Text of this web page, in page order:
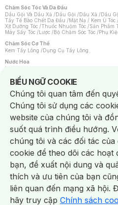
Chăm Sóc Tóc Và Da Đầu
Dầu Gội Và Dầu Xả /Dầu Gội /Dầu Xả /Dầu
Tẩy Tế Bào Chết Da Đầu /Mặt Nạ / Kem Ủ Tóc /
Xịt Dưỡng Tóc /Thuốc Nhuộm Tóc /Sản Phẩm
Máy Sấy Tóc /Lược /Bộ Chăm Sóc Tóc /Phụ
Chăm Sóc Cơ Thể
Kem Tẩy Lông /Dụng Cụ Tẩy Lông
Nước Hoa
Nước Hoa Nữ
Chăm Sóc Cá Nhân
Chống Muỗi /Khẩu Trang /Máy Massage/Mặt
Sản Phẩm Chăm Sóc Khác /Bàn Chải Đánh
Hỗ Trợ Trắng Răng/Kem Đánh Răng /Máy
Tăm / Chỉ Nha Khoa/ Xịt Thơm Miệng / Dung
Khăn Ướt Vệ Sinh Vùng Kín/Băng Vệ Sinh/
Máy Cạo Râu
Vấn Đề Về Da
Da Dầu / Lỗ Chân Lông To/ Da Khô / Mất Nước
Da Nhạy Cảm / Kích Ứng
Da Xỉn Màu
Quầng Thâm & Bọng Mắt /Sẹo /Viêm Da Cơ
Dụng Cụ / Phụ Kiện Chăm Sóc Da
Bông Tẩy Trang
Khăn Lau Mặt Khô Dụng
Dụng Cụ Chăm Sóc Khác
BIỂU NGỮ COOKIE
Notice about cookies usage
Chúng tôi quan tâm đến
Chúng tôi sử dụng các
website của chúng tôi và
suốt quá trình điều hướng.
chúng tôi và các đối tác
cookie để theo dõi các hoạt
bạn, đề xuất nội dung và
thích và ưu tiên của bạn
liên quan đến mạng xã hội.
hãy truy cập Chính sách